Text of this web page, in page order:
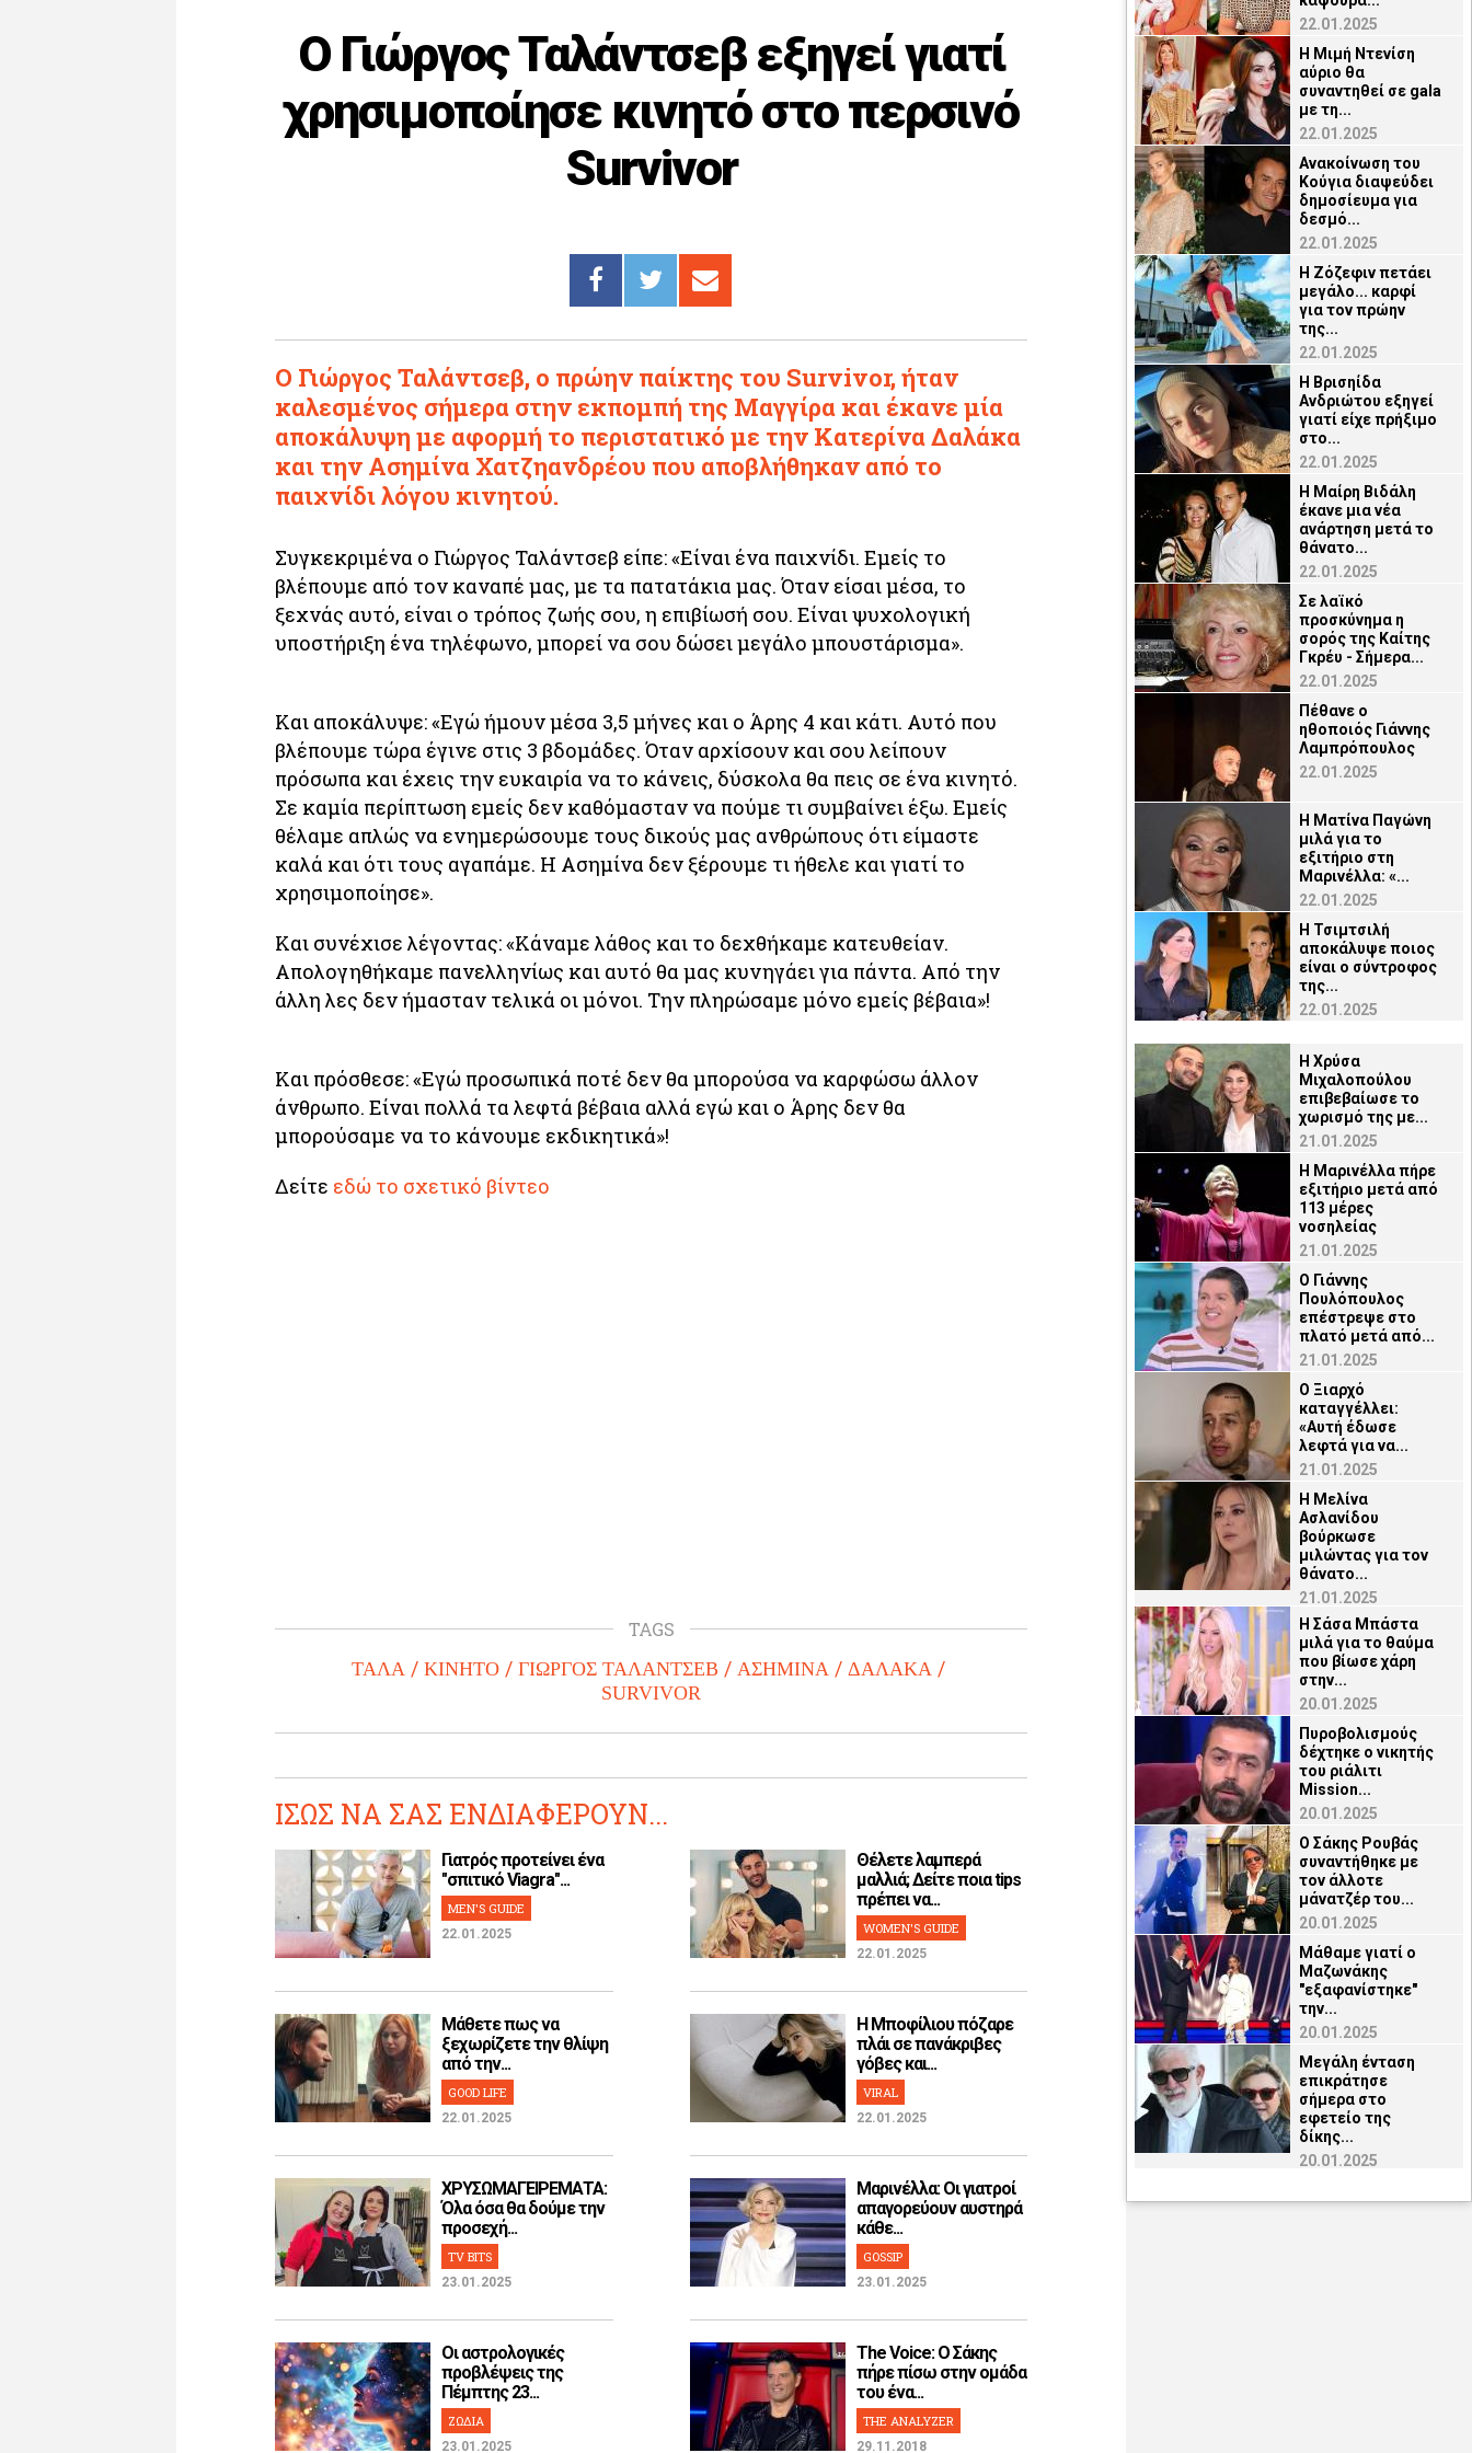
Ο Γιώργος Ταλάντσεβ εξηγεί γιατί
χρησιμοποίησε κινητό στο περσινό
Survivor
Ο Γιώργος Ταλάντσεβ, ο πρώην παίκτης του Survivor, ήταν
καλεσμένος σήμερα στην εκπομπή της Μαγγίρα και έκανε μία
αποκάλυψη με αφορμή το περιστατικό με την Κατερίνα Δαλάκα
και την Ασημίνα Χατζηανδρέου που αποβλήθηκαν από το
παιχνίδι λόγου κινητού.
Συγκεκριμένα ο Γιώργος Ταλάντσεβ είπε: «Είναι ένα παιχνίδι. Εμείς το
βλέπουμε από τον καναπέ μας, με τα πατατάκια μας. Όταν είσαι μέσα, το
ξεχνάς αυτό, είναι ο τρόπος ζωής σου, η επιβίωσή σου. Είναι ψυχολογική
υποστήριξη ένα τηλέφωνο, μπορεί να σου δώσει μεγάλο μπουστάρισμα».
Και αποκάλυψε: «Εγώ ήμουν μέσα 3,5 μήνες και ο Άρης 4 και κάτι. Αυτό που
βλέπουμε τώρα έγινε στις 3 βδομάδες. Όταν αρχίσουν και σου λείπουν
πρόσωπα και έχεις την ευκαιρία να το κάνεις, δύσκολα θα πεις σε ένα κινητό.
Σε καμία περίπτωση εμείς δεν καθόμασταν να πούμε τι συμβαίνει έξω. Εμείς
θέλαμε απλώς να ενημερώσουμε τους δικούς μας ανθρώπους ότι είμαστε
καλά και ότι τους αγαπάμε. Η Ασημίνα δεν ξέρουμε τι ήθελε και γιατί το
χρησιμοποίησε».
Και συνέχισε λέγοντας: «Κάναμε λάθος και το δεχθήκαμε κατευθείαν.
Απολογηθήκαμε πανελληνίως και αυτό θα μας κυνηγάει για πάντα. Από την
άλλη λες δεν ήμασταν τελικά οι μόνοι. Την πληρώσαμε μόνο εμείς βέβαια»!
Και πρόσθεσε: «Εγώ προσωπικά ποτέ δεν θα μπορούσα να καρφώσω άλλον
άνθρωπο. Είναι πολλά τα λεφτά βέβαια αλλά εγώ και ο Άρης δεν θα
μπορούσαμε να το κάνουμε εκδικητικά»!
Δείτε εδώ το σχετικό βίντεο
TAGS
ΤΑΛΑ ΚΙΝΗΤΟ ΓΙΩΡΓΟΣ ΤΑΛΑΝΤΣΕΒ ΑΣΗΜΙΝΑ
ΔΑΛΑΚΑ
SURVIVOR
ΙΣΩΣ ΝΑ ΣΑΣ ΕΝΔΙΑΦΕΡΟΥΝ...
Γιατρός προτείνει ένα
"σπιτικό Viagra"...
MEN'S GUIDE
22.01.2025
Θέλετε λαμπερά
μαλλιά; Δείτε ποια tips
πρέπει να...
WOMEN'S GUIDE
22.01.2025
Μάθετε πως να
ξεχωρίζετε την θλίψη
από την...
GOOD LIFE
22.01.2025
H Μποφίλιου πόζαρε
πλάι σε πανάκριβες
γόβες και...
VIRAL
22.01.2025
ΧΡΥΣΩΜΑΓΕΙΡΕΜΑΤΑ:
Όλα όσα θα δούμε την
προσεχή...
TV BITS
23.01.2025
Μαρινέλλα: Οι γιατροί
απαγορεύουν αυστηρά
κάθε...
GOSSIP
23.01.2025
Οι αστρολογικές
προβλέψεις της
Πέμπτης 23...
ΖΩΔΙΑ
23.01.2025
The Voice: Ο Σάκης
πήρε πίσω στην ομάδα
του ένα...
THE ANALYZER
29.11.2018
22.01.2025
Η Μιμή Ντενίση
αύριο θα
συναντηθεί σε gala
με τη...
22.01.2025
Ανακοίνωση του
Κούγια διαψεύδει
δημοσίευμα για
δεσμό...
22.01.2025
Η Ζόζεφιν πετάει
μεγάλο... καρφί
για τον πρώην
της...
22.01.2025
Η Βρισηίδα
Ανδριώτου εξηγεί
γιατί είχε πρήξιμο
στο...
22.01.2025
Η Μαίρη Βιδάλη
έκανε μια νέα
ανάρτηση μετά το
θάνατο...
22.01.2025
Σε λαϊκό
προσκύνημα η
σορός της Καίτης
Γκρέυ - Σήμερα...
22.01.2025
Πέθανε ο
ηθοποιός Γιάννης
Λαμπρόπουλος
22.01.2025
Η Ματίνα Παγώνη
μιλά για το
εξιτήριο στη
Μαρινέλλα: «...
22.01.2025
Η Τσιμτσιλή
αποκάλυψε ποιος
είναι ο σύντροφος
της...
22.01.2025
Η Χρύσα
Μιχαλοπούλου
επιβεβαίωσε το
χωρισμό της με...
21.01.2025
Η Μαρινέλλα πήρε
εξιτήριο μετά από
113 μέρες
νοσηλείας
21.01.2025
O Γιάννης
Πουλόπουλος
επέστρεψε στο
πλατό μετά από...
21.01.2025
Ο Ξιαρχό
καταγγέλλει:
«Αυτή έδωσε
λεφτά για να...
21.01.2025
Η Μελίνα
Ασλανίδου
βούρκωσε
μιλώντας για τον
θάνατο...
21.01.2025
Η Σάσα Μπάστα
μιλά για το θαύμα
που βίωσε χάρη
στην...
20.01.2025
Πυροβολισμούς
δέχτηκε ο νικητής
του ριάλιτι
Mission...
20.01.2025
Ο Σάκης Ρουβάς
συναντήθηκε με
τον άλλοτε
μάνατζέρ του...
20.01.2025
Μάθαμε γιατί ο
Μαζωνάκης
"εξαφανίστηκε"
την...
20.01.2025
Μεγάλη ένταση
επικράτησε
σήμερα στο
εφετείο της
δίκης...
20.01.2025